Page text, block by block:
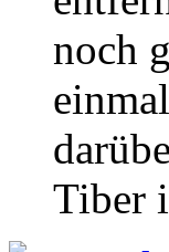
noch
Tiber